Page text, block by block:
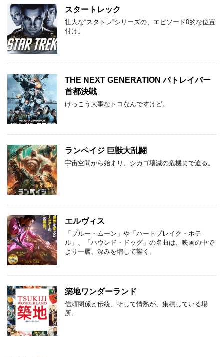
スタートレック
壮大な“スタトレ”シリーズの、エピソード0的な位置
付け。
THE NEXT GENERATION パトレイバー
首都決戦
けっこう大事なトコなんですけど。
ランペイジ 巨獣大乱闘
宇宙空間から始まり、シカゴ壊滅の危機まで迫る。
エルヴィス
「ブルー・ムーン」や「ハートブレイク・ホテ
ル」、「ハウンド・ドッグ」の名曲は、映画の中で
より一層、深みを増して響く。
築地ワンダーランド
信頼関係と伝統、そして情熱が、集積している場
所。